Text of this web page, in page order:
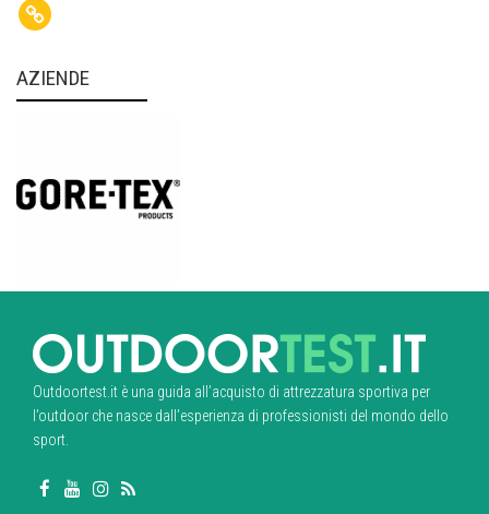
AZIENDE
Outdoortest.it è una guida all’acquisto di attrezzatura sportiva per
l’outdoor che nasce dall’esperienza di professionisti del mondo dello
sport.